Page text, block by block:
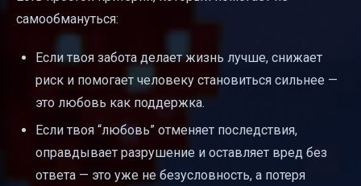
самообмануться:
Если твоя забота делает жизнь лучше, снижает
риск и помогает человеку становиться сильнее —
это любовь как поддержка.
Если твоя “любовь” отменяет последствия,
оправдывает разрушение и оставляет вред без
ответа — это уже не безусловность, а потеря